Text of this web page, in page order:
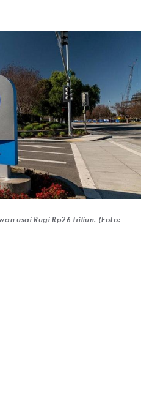
usai Rugi Rp26 Triliun. (Foto: